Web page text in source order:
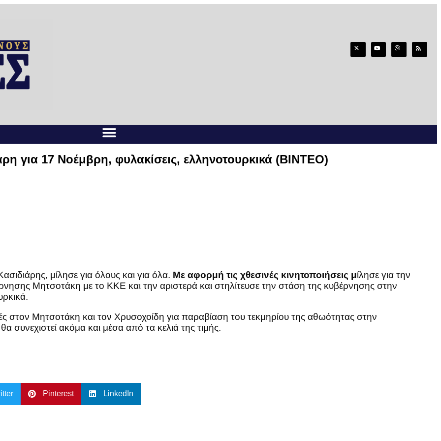
17 Νοέμβρη, φυλακίσεις, ελληνοτουρκικά (ΒΙΝΤΕΟ)
μίλησε για όλους και για όλα. Με αφορμή τις χθεσινές κινητοποιήσεις μίλησε για την
Μητσοτάκη με το ΚΚΕ και την αριστερά και στηλίτευσε την στάση της κυβέρνησης στην
στον Μητσοτάκη και τον Χρυσοχοίδη για παραβίαση του τεκμηρίου της αθωότητας στην
συνεχιστεί ακόμα και μέσα από τα κελιά της τιμής.
Pinterest LinkedIn